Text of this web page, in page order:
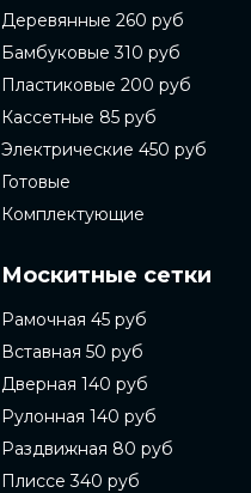
Деревянные 260 руб
Бамбуковые 310 руб
Пластиковые 200 руб
Кассетные 85 руб
Электрические 450 руб
Готовые
Комплектующие
Москитные сетки
Рамочная 45 руб
Вставная 50 руб
Дверная 140 руб
Рулонная 140 руб
Раздвижная 80 руб
Плиссе 340 руб